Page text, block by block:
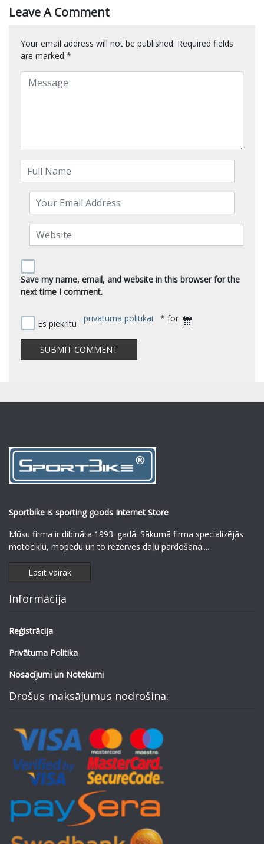
Leave A Comment
Your email address will not be published. Required fields
are marked *
Save my name, email, and website in this browser for the
next time I comment.
Es piekrītu privātuma politikai * for
Sportbike is sporting goods Internet Store
Mūsu firma ir dibināta 1993. gadā. Sākumā firma specializējās
motociklu, mopēdu un to rezerves daļu pārdošanā....
Lasīt vairāk
Informācija
Reģistrācija
Privātuma Politika
Nosacījumi un Notekumi
Drošus maksājumus nodrošina: